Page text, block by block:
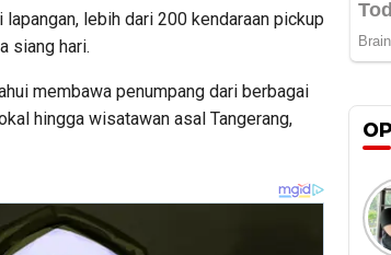
lebih dari 200 kendaraan pickup
siang hari.
membawa penumpang dari berbagai
hingga wisatawan asal Tangerang,